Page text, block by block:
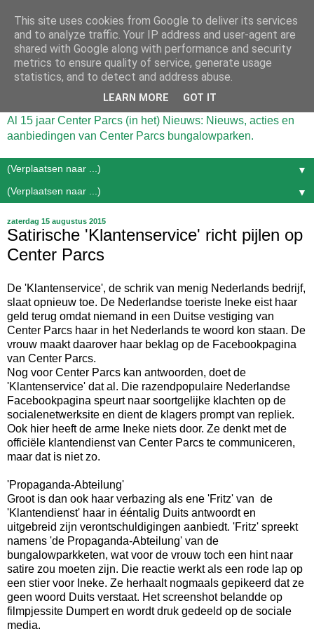
Al 15 jaar Center Parcs (in het) Nieuws: Nieuws, acties en
aanbiedingen van Center Parcs bungalowparken.
▼
▼
zaterdag 15 augustus 2015
Satirische 'Klantenservice' richt pijlen op
Center Parcs
De 'Klantenservice', de schrik van menig Nederlands bedrijf,
slaat opnieuw toe. De Nederlandse toeriste Ineke eist haar
geld terug omdat niemand in een Duitse vestiging van
Center Parcs haar in het Nederlands te woord kon staan. De
vrouw maakt daarover haar beklag op de Facebookpagina
van Center Parcs.
Nog voor Center Parcs kan antwoorden, doet de
'Klantenservice' dat al. Die razendpopulaire Nederlandse
Facebookpagina speurt naar soortgelijke klachten op de
socialenetwerksite en dient de klagers prompt van repliek.
Ook hier heeft de arme Ineke niets door. Ze denkt met de
officiële klantendienst van Center Parcs te communiceren,
maar dat is niet zo.
'Propaganda-Abteilung'
Groot is dan ook haar verbazing als ene 'Fritz' van de
'Klantendienst' haar in ééntalig Duits antwoordt en
uitgebreid zijn verontschuldigingen aanbiedt. 'Fritz' spreekt
namens 'de Propaganda-Abteilung' van de
bungalowparkketen, wat voor de vrouw toch een hint naar
satire zou moeten zijn. Die reactie werkt als een rode lap op
een stier voor Ineke. Ze herhaalt nogmaals gepikeerd dat ze
geen woord Duits verstaat. Het screenshot belandde op
filmpjessite Dumpert en wordt druk gedeeld op de sociale
media.
This site uses cookies from Google to deliver its services
and to analyze traffic. Your IP address and user-agent are
shared with Google along with performance and security
metrics to ensure quality of service, generate usage
statistics, and to detect and address abuse.
LEARN MORE GOT IT